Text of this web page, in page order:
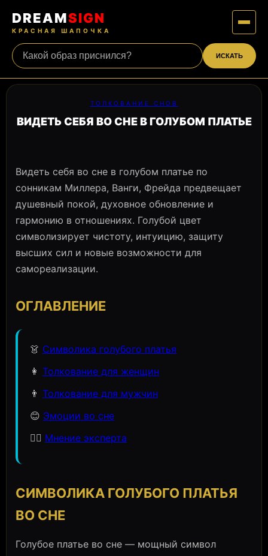
DREAMSIGN
КРАСНАЯ ШАПОЧКА
ИСКАТЬ
ТОЛКОВАНИЕ СНОВ
ВИДЕТЬ СЕБЯ ВО СНЕ В ГОЛУБОМ ПЛАТЬЕ
Видеть себя во сне в голубом платье по
сонникам Миллера, Ванги, Фрейда предвещает
душевный покой, духовное обновление и
гармонию в отношениях. Голубой цвет
символизирует чистоту, интуицию, защиту
высших сил и новые возможности для
самореализации.
ОГЛАВЛЕНИЕ
👗 Символика голубого платья
👩 Толкование для женщин
👨 Толкование для мужчин
😊 Эмоции во сне
🧙‍♀️ Мнение эксперта
СИМВОЛИКА ГОЛУБОГО ПЛАТЬЯ
ВО СНЕ
Голубое платье во сне — мощный символ